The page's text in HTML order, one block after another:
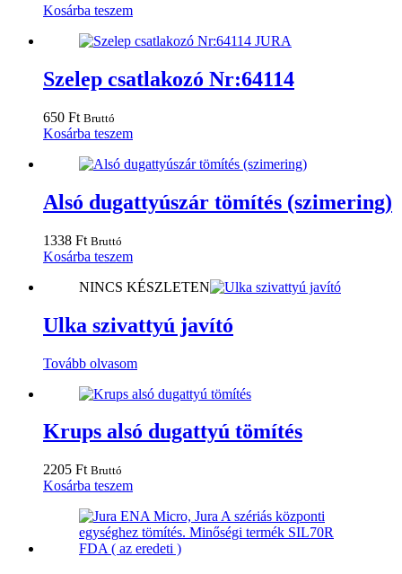
Kosárba teszem
Szelep csatlakozó Nr:64114
650 Ft Bruttó
Kosárba teszem
Alsó dugattyúszár tömítés (szimering)
1338 Ft Bruttó
Kosárba teszem
NINCS KÉSZLETEN
Ulka szivattyú javító
Tovább olvasom
Krups alsó dugattyú tömítés
2205 Ft Bruttó
Kosárba teszem